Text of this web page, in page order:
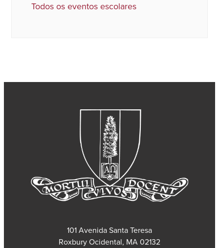
Todos os eventos escolares
101 Avenida Santa Teresa
Roxbury Ocidental, MA 02132